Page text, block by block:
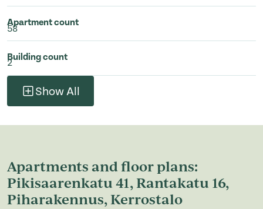
Apartment count
58
Building count
2
Show All
Apartments and floor plans:
Pikisaarenkatu 41, Rantakatu 16,
Piharakennus, Kerrostalo